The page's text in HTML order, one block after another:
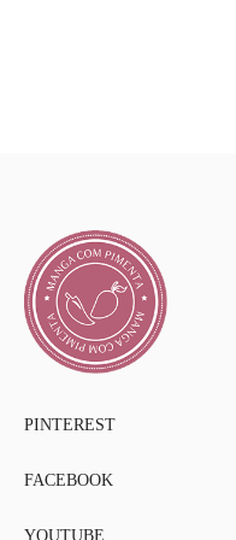
PINTEREST
FACEBOOK
YOUTUBE